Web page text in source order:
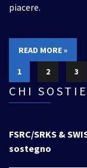
piacere.
READ MORE »
1
2 3
CHI
FSRC/SRKS &
sostegno